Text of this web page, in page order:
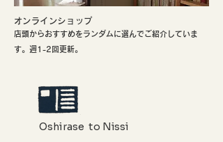
​オンラインショップ
店頭からおすすめをランダムに選んでご紹介していま
す。週1-2回更新。
Oshirase to Nissi